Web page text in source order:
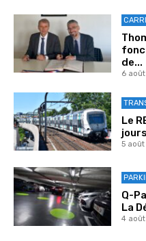
de...
6
Le
5
Q-
La
4